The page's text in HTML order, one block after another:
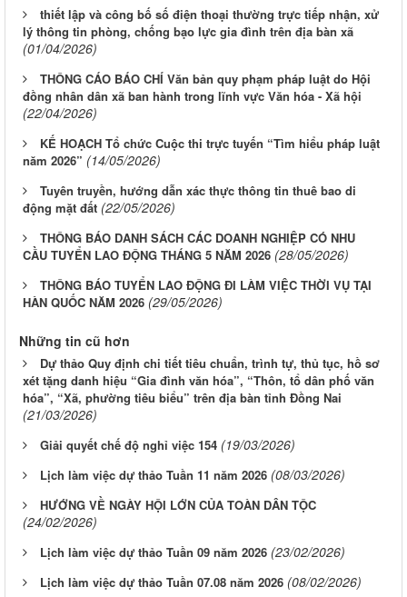
thiết lập và công bố số điện thoại thường trực tiếp nhận, xử
lý thông tin phòng, chống bạo lực gia đình trên địa bàn xã
(01/04/2026)
THÔNG CÁO BÁO CHÍ Văn bản quy phạm pháp luật do Hội
đồng nhân dân xã ban hành trong lĩnh vực Văn hóa - Xã hội
(22/04/2026)
KẾ HOẠCH Tổ chức Cuộc thi trực tuyến “Tìm hiểu pháp luật
năm 2026” (14/05/2026)
Tuyên truyền, hướng dẫn xác thực thông tin thuê bao di
động mặt đất (22/05/2026)
THÔNG BÁO DANH SÁCH CÁC DOANH NGHIỆP CÓ NHU
CẦU TUYỂN LAO ĐỘNG THÁNG 5 NĂM 2026 (28/05/2026)
THÔNG BÁO TUYỂN LAO ĐỘNG ĐI LÀM VIỆC THỜI VỤ TẠI
HÀN QUỐC NĂM 2026 (29/05/2026)
Những tin cũ hơn
Dự thảo Quy định chi tiết tiêu chuẩn, trình tự, thủ tục, hồ sơ
xét tặng danh hiệu “Gia đình văn hóa”, “Thôn, tổ dân phố văn
hóa”, “Xã, phường tiêu biểu” trên địa bàn tỉnh Đồng Nai
(21/03/2026)
Giải quyết chế độ nghỉ việc 154 (19/03/2026)
Lịch làm việc dự thảo Tuần 11 năm 2026 (08/03/2026)
HƯỚNG VỀ NGÀY HỘI LỚN CỦA TOÀN DÂN TỘC
(24/02/2026)
Lịch làm việc dự thảo Tuần 09 năm 2026 (23/02/2026)
Lịch làm việc dự thảo Tuần 07.08 năm 2026 (08/02/2026)